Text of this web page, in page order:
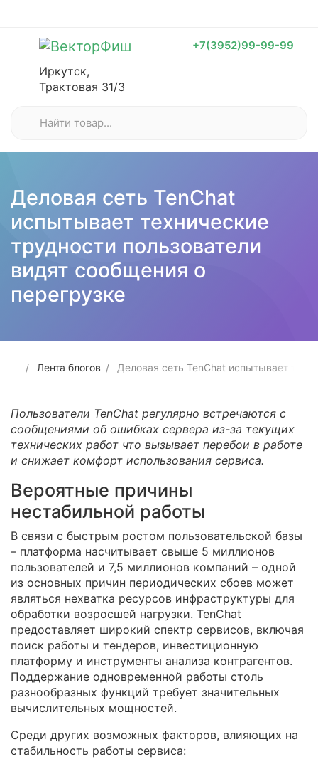
+7(3952)99-99-99
Иркутск,
Трактовая 31/3
Деловая сеть TenChat
испытывает технические
трудности пользователи
видят сообщения о
перегрузке
Лента блогов Деловая сеть TenChat испытывает
Пользователи TenChat регулярно встречаются с
сообщениями об ошибках сервера из-за текущих
технических работ что вызывает перебои в работе
и снижает комфорт использования сервиса.
Вероятные причины
нестабильной работы
В связи с быстрым ростом пользовательской базы
– платформа насчитывает свыше 5 миллионов
пользователей и 7,5 миллионов компаний – одной
из основных причин периодических сбоев может
являться нехватка ресурсов инфраструктуры для
обработки возросшей нагрузки. TenChat
предоставляет широкий спектр сервисов, включая
поиск работы и тендеров, инвестиционную
платформу и инструменты анализа контрагентов.
Поддержание одновременной работы столь
разнообразных функций требует значительных
вычислительных мощностей.
Среди других возможных факторов, влияющих на
стабильность работы сервиса: